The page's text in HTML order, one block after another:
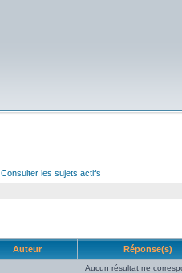
Consulter les sujets actifs
Auteur Réponse(s)
Aucun résultat ne